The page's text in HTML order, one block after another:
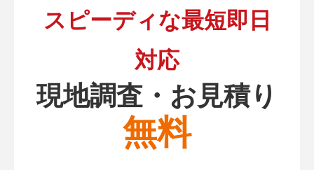
スピーディな最短即日
対応
現地調査・お見積り
無料